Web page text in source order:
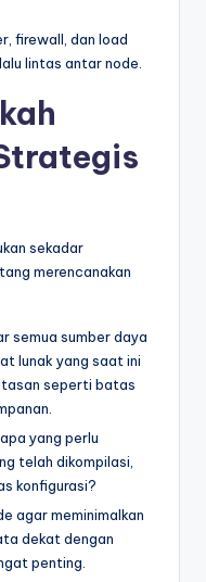
firewall, dan load
lintas antar node.
sekadar
merencanakan
semua sumber daya
lunak yang saat ini
seperti batas
yang perlu
telah dikompilasi,
konfigurasi?
agar meminimalkan
dekat dengan
penting.